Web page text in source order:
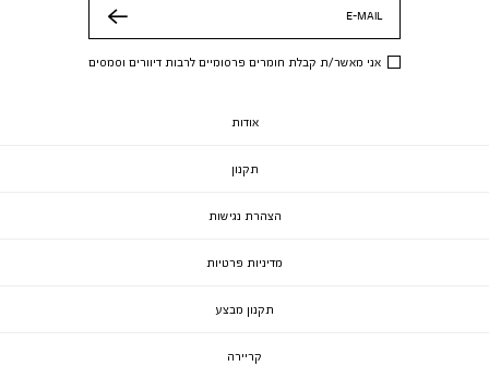
E-MAIL
אני מאשר/ת קבלת חומרים פרסומיים לרבות דיוורים וסמסים
אודות
תקנון
הצהרת נגישות
מדיניות פרטיות
תקנון מבצע
קריירה